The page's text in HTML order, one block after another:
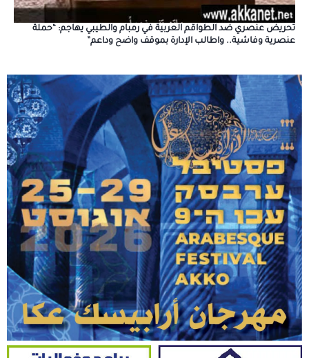
تحريض عنصري ضد الطواقم العربية في رمبام والطيبي يهاجم: “حملة
عنصرية وفاشية.. واطالب الإدارة بموقف واضح وداعم”